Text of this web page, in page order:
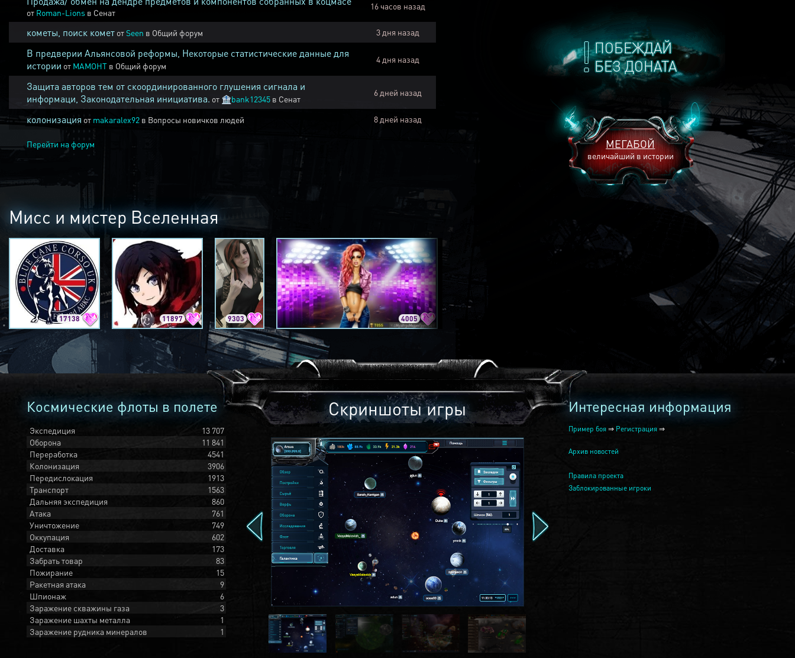
ПОБЕЖДАЙ
БЕЗ ДОНАТА
МЕГАБОЙ
величайший в истории
от Roman-Lions в Сенат
16 часов назад
кометы, поиск комет отSeen в Общий форум 3 дня назад
В предверии Альянсовой реформы, Некоторые статистические данные для
истории от MAMOHT в Общий форум
4 дня назад
Защита авторов тем от скоординированного глушения сигнала и
информаци, Законодательная инициатива. от 🏦bank12345 в Сенат
6 дней назад
колонизация от makaralex92 в Вопросы новичков людей 8 дней назад
Перейти на форум
Мисс и мистер Вселенная
17138 11897 9303 4005 2240
Космические флоты в полете
Экспедиция
13 707
Оборона
11 841
Переработка
4541
Колонизация
3906
Передислокация
1913
Транспорт
1563
Дальняя экспедиция
860
Атака
761
Уничтожение
749
Оккупация
602
Доставка
173
Забрать товар
83
Пожирание
15
Ракетная атака
9
Шпионаж
6
Заражение скважины газа
3
Заражение шахты металла
1
Заражение рудника минералов
1
Скриншоты игры Интересная информация
Пример боя ⇒ Регистрация ⇒
Архив новостей
Правила проекта
Заблокированные игроки